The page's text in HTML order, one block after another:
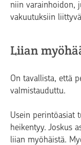
niin varainhoidon,
vakuutuksiin
Liian
On tavallista, että
valmistauduttu.
Usein perintöasiat
heikentyy. Joskus
liian myöhäistä.